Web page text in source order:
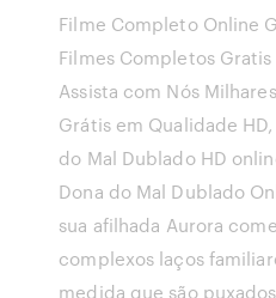
Filme Completo Online
Filmes Completos Gratis
Assista com Nós
Grátis em Qualidade
do Mal Dublado HD
Dona do Mal Dublado
sua afilhada Aurora
complexos laços
medida que são